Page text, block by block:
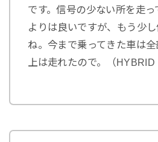
です。信号の少ない所を走
よりは良いですが、もう少
ね。今まで乗ってきた車は
上は走れたので。（HYBRID